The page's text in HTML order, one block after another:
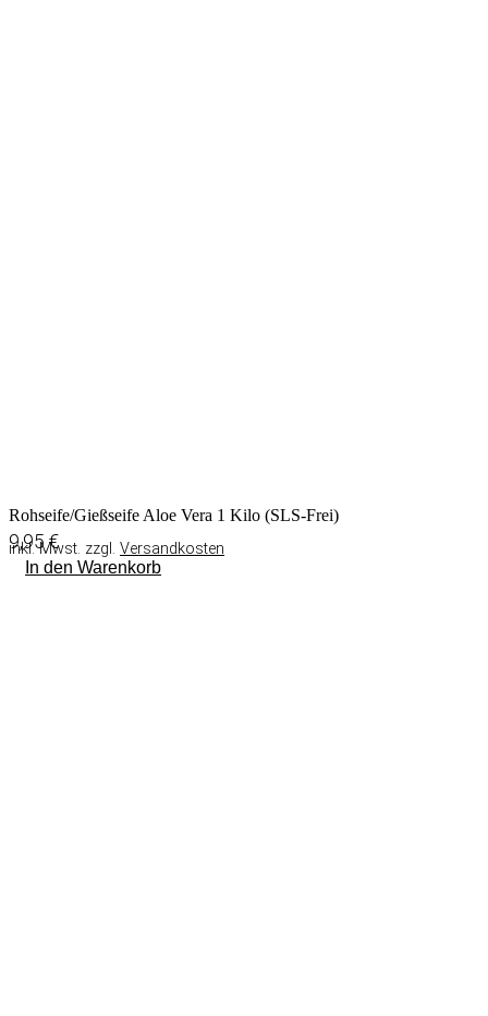
Rohseife/Gießseife Aloe Vera 1 Kilo (SLS-Frei)
9,95€
inkl. Mwst. zzgl. Versandkosten
In den Warenkorb